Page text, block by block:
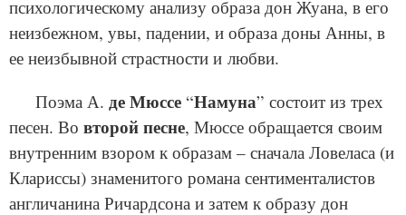
психологическому анализу образа дон Жуана, в его
неизбежном, увы, падении, и образа доны Анны, в
ее неизбывной страстности и любви.
Поэма А. де Мюссе“Намуна” состоит из трех
песен. Во второй песне, Мюссе обращается своим
внутренним взором к образам – сначала Ловеласа (и
Клариссы) знаменитого романа сентименталистов
англичанина Ричардсона и затем к образу дон